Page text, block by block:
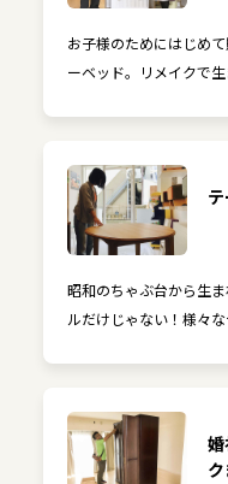
お子様のためにはじめ
ーベッド。リメイクで
昭和のちゃぶ台から生
ルだけじゃない！様々